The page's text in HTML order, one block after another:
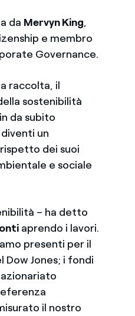
da Mervyn King,
e membro
Governance.
raccolta, il
sostenibilità
da subito
un
dei suoi
e sociale
– ha detto
aprendo i lavori.
presenti per il
Jones; i fondi
il nostro